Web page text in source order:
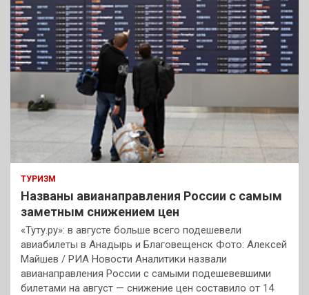
ТУРИЗМ
Названы авианаправления России с самым
заметным снижением цен
«Туту.ру»: в августе больше всего подешевели
авиабилеты в Анадырь и Благовещенск Фото: Алексей
Майшев / РИА Новости Аналитики назвали
авианаправления России с самыми подешевевшими
билетами на август — снижение цен составило от 14